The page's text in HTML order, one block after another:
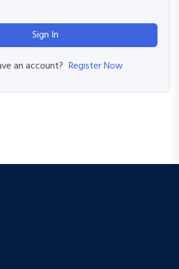
Sign In
an account? Register Now